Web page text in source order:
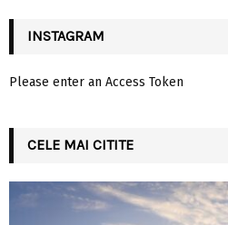
INSTAGRAM
Please enter an Access Token
CELE MAI CITITE